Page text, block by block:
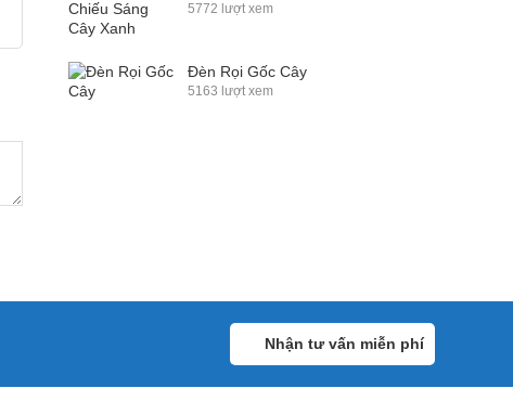
5772 lượt xem
Đèn Rọi Gốc Cây
5163 lượt xem
Nhận tư vấn miễn phí